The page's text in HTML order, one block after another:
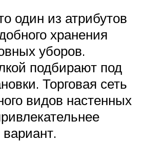
один из атрибутов
хранения
уборов.
подбирают под
Торговая сеть
видов настенных